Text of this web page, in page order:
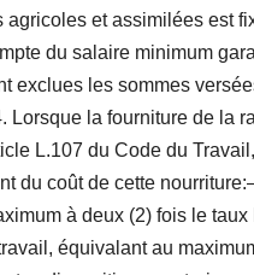
et assimilées est
du salaire minimum
exclues les sommes
Lorsque la fourniture de la
L.107 du Code du
du coût de cette
à deux (2) fois le
équivalant au